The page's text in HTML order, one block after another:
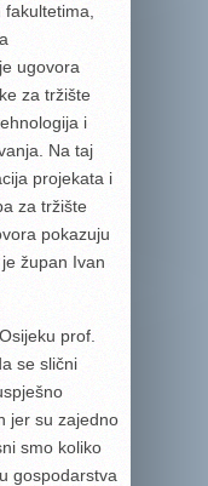
ugovora
za tržište
i
Na taj
projekata i
za tržište
pokazuju
župan Ivan
prof.
se slični
jer su zajedno
smo koliko
gospodarstva